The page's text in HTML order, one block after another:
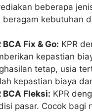
beberapa
beragam kebutuhan
BCA Fix & Go: KPR
kepastian
tetap, usia
kepastian biaya
BCA Fleksi: KPR
pasar. Cocok bagi